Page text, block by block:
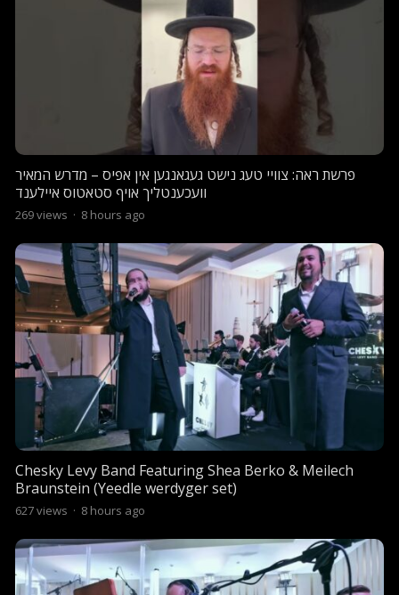
פרשת ראה: צוויי טעג נישט געגאנגען אין אפיס – מדרש המאיר
וועכענטליך אויף סטאטוס איילענד
269views · 8 hours ago
Chesky Levy Band Featuring Shea Berko & Meilech
Braunstein (Yeedle werdyger set)
627views · 8 hours ago